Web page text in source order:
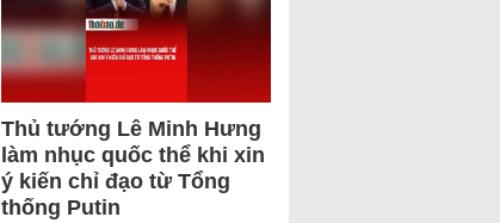
Thủ tướng Lê Minh Hưng
làm nhục quốc thể khi xin
ý kiến chỉ đạo từ Tổng
thống Putin